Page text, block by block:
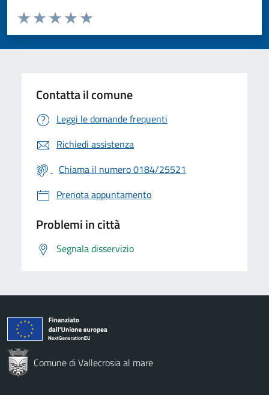
Valuta da 1 a 5 stelle la pagina
Valuta 5 stelle su 5
Valuta 4 stelle su 5
Valuta 3 stelle su 5
Valuta 2 stelle su 5
Valuta 1 stelle su 5
Contatta il comune
Leggi le domande frequenti
Richiedi assistenza
Chiama il numero 0184/25521
Prenota appuntamento
Problemi in città
Segnala disservizio
Comune di Vallecrosia al mare